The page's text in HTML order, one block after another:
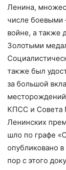
Ленина,
числе боевыми
войне, а также
Золотыми
также был
за большой
КПСС и Совета
Ленинских
шло по графе
опубликовано
пор с этого